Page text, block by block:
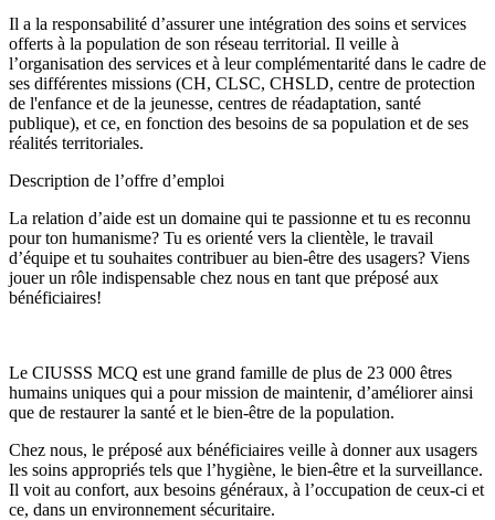
Il a la responsabilité d’assurer une intégration des soins et services
offerts à la population de son réseau territorial. Il veille à
l’organisation des services et à leur complémentarité dans le cadre de
ses différentes missions (CH, CLSC, CHSLD, centre de protection
de l'enfance et de la jeunesse, centres de réadaptation, santé
publique), et ce, en fonction des besoins de sa population et de ses
réalités territoriales.
Description de l’offre d’emploi
La relation d’aide est un domaine qui te passionne et tu es reconnu
pour ton humanisme? Tu es orienté vers la clientèle, le travail
d’équipe et tu souhaites contribuer au bien-être des usagers? Viens
jouer un rôle indispensable chez nous en tant que préposé aux
bénéficiaires!
Le CIUSSS MCQ est une grand famille de plus de 23 000 êtres
humains uniques qui a pour mission de maintenir, d’améliorer ainsi
que de restaurer la santé et le bien-être de la population.
Chez nous, le préposé aux bénéficiaires veille à donner aux usagers
les soins appropriés tels que l’hygiène, le bien-être et la surveillance.
Il voit au confort, aux besoins généraux, à l’occupation de ceux-ci et
ce, dans un environnement sécuritaire.